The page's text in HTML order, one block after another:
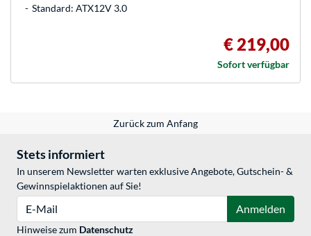
Standard: ATX12V 3.0
€ 219,00
Sofort verfügbar
Zurück zum Anfang
Stets informiert
In unserem Newsletter warten exklusive Angebote, Gutschein- &
Gewinnspielaktionen auf Sie!
Anmelden
Hinweise zum Datenschutz